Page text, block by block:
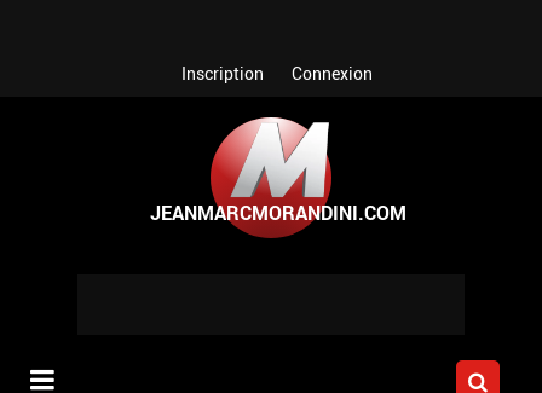
Inscription Connexion